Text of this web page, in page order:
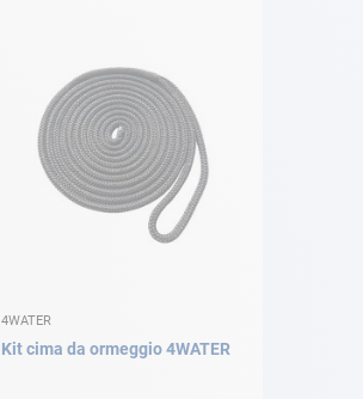
4WATER
Kit cima da ormeggio 4WATER